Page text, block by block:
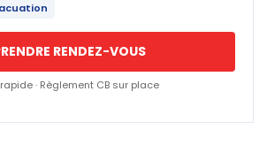
RENDEZ-VOUS
rapide · Règlement CB sur place